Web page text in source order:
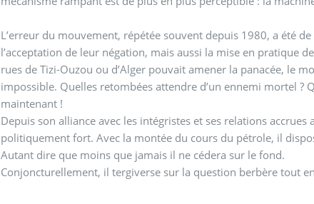
L’erreur du mouvement, répétée souvent depuis 1980, a été
l’acceptation de leur négation, mais aussi la mise en pratique
rues de Tizi-Ouzou ou d’Alger pouvait amener la panacée, le
impossible. Quelles retombées attendre d’un ennemi mortel ?
maintenant !
Depuis son alliance avec les intégristes et ses relations
politiquement fort. Avec la montée du cours du pétrole, il
Autant dire que moins que jamais il ne cédera sur le fond.
Conjoncturellement, il tergiverse sur la question berbère tout